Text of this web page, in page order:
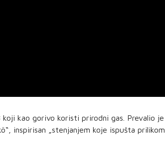
kao gorivo koristi prirodni gas. Prevalio je
inspirisan „stenjanjem koje ispušta prilikom